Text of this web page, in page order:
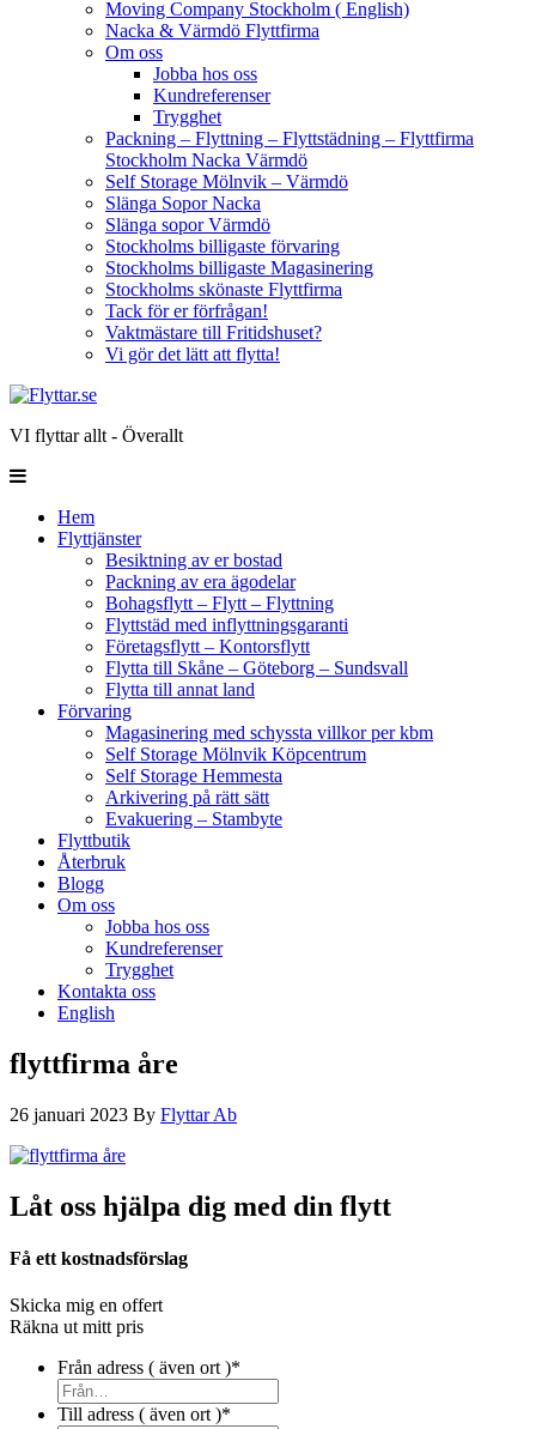
Moving Company Stockholm ( English)
Nacka & Värmdö Flyttfirma
Om oss
Jobba hos oss
Kundreferenser
Trygghet
Packning – Flyttning – Flyttstädning – Flyttfirma
Stockholm Nacka Värmdö
Self Storage Mölnvik – Värmdö
Slänga Sopor Nacka
Slänga sopor Värmdö
Stockholms billigaste förvaring
Stockholms billigaste Magasinering
Stockholms skönaste Flyttfirma
Tack för er förfrågan!
Vaktmästare till Fritidshuset?
Vi gör det lätt att flytta!
VI flyttar allt - Överallt
Hem
Flyttjänster
Besiktning av er bostad
Packning av era ägodelar
Bohagsflytt – Flytt – Flyttning
Flyttstäd med inflyttningsgaranti
Företagsflytt – Kontorsflytt
Flytta till Skåne – Göteborg – Sundsvall
Flytta till annat land
Förvaring
Magasinering med schyssta villkor per kbm
Self Storage Mölnvik Köpcentrum
Self Storage Hemmesta
Arkivering på rätt sätt
Evakuering – Stambyte
Flyttbutik
Återbruk
Blogg
Om oss
Jobba hos oss
Kundreferenser
Trygghet
Kontakta oss
English
flyttfirma åre
26 januari 2023 By Flyttar Ab
Låt oss hjälpa dig med din flytt
Få ett kostnadsförslag
Skicka mig en offert
Räkna ut mitt pris
Från adress ( även ort )*
Till adress ( även ort )*